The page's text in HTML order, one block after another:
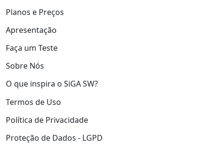
Planos e Preços
Apresentação
Faça um Teste
Sobre Nós
O que inspira o SiGA SW?
Termos de Uso
Política de Privacidade
Proteção de Dados - LGPD